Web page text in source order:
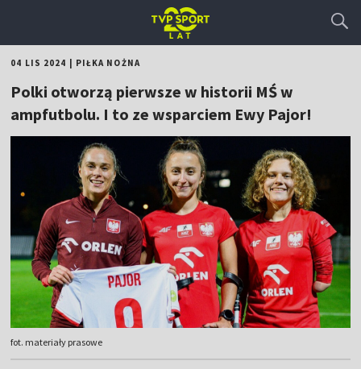
04 LIS 2024 PIŁKA NOŻNA
Polki otworzą pierwsze w historii MŚ w
ampfutbolu. I to ze wsparciem Ewy Pajor!
fot. materiały prasowe